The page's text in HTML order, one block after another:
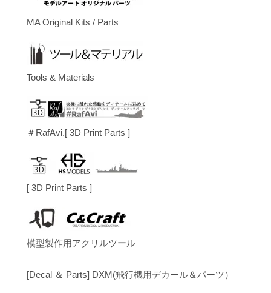
MA Original Kits / Parts
Tools & Materials
＃RafAvi.[ 3D Print Parts ]
[ 3D Print Parts ]
模型製作用アクリルツール
[Decal ＆ Parts] DXM(飛行機用デカール＆パーツ）